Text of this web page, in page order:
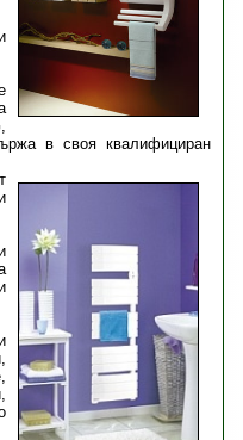
в своя квалифициран